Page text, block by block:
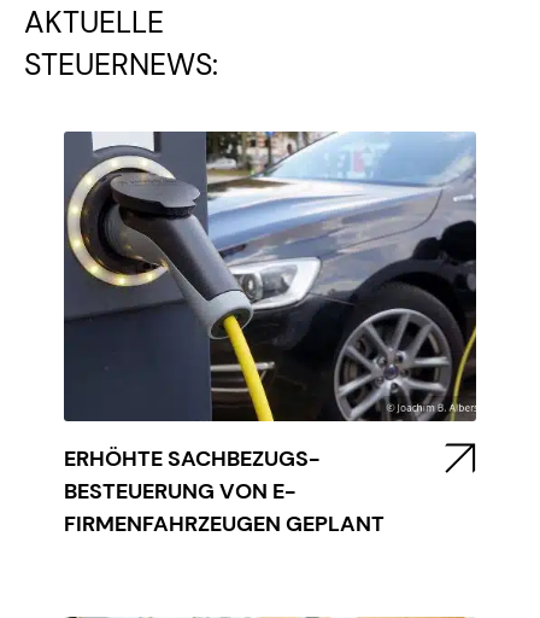
AKTUELLE
STEUERNEWS:
ERHÖHTE SACHBEZUGS-
BESTEUERUNG VON E-
FIRMENFAHRZEUGEN GEPLANT